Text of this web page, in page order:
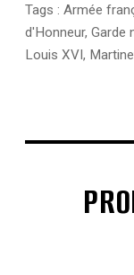
Tags : Armée
d'Honneur, Garde
Louis XVI,